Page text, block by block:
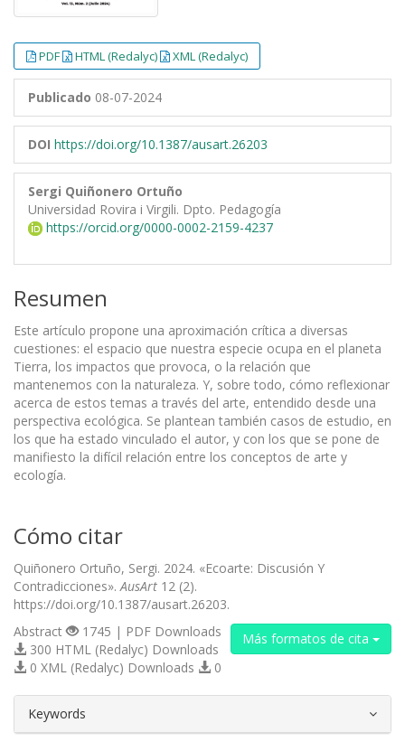
PDF HTML (Redalyc) XML (Redalyc)
Publicado 08-07-2024
DOI https://doi.org/10.1387/ausart.26203
Sergi Quiñonero Ortuño
Universidad Rovira i Virgili. Dpto. Pedagogía
https://orcid.org/0000-0002-2159-4237
Resumen
Este artículo propone una aproximación crítica a diversas
cuestiones: el espacio que nuestra especie ocupa en el planeta
Tierra, los impactos que provoca, o la relación que
mantenemos con la naturaleza. Y, sobre todo, cómo reflexionar
acerca de estos temas a través del arte, entendido desde una
perspectiva ecológica. Se plantean también casos de estudio, en
los que ha estado vinculado el autor, y con los que se pone de
manifiesto la difícil relación entre los conceptos de arte y
ecología.
Cómo citar
Quiñonero Ortuño, Sergi. 2024. «Ecoarte: Discusión Y
Contradicciones».AusArt 12 (2).
https://doi.org/10.1387/ausart.26203.
Más formatos de cita
Abstract
1745 | PDF Downloads
300 HTML (Redalyc) Downloads
0 XML (Redalyc) Downloads
0
Keywords